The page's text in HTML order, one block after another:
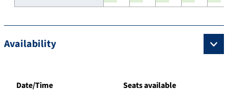
Availability
Date/Time Seats available